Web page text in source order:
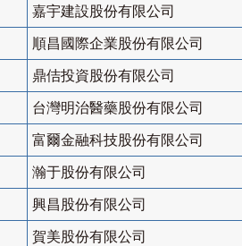
嘉宇建設股份有限公司
順昌國際企業股份有限公司
鼎佶投資股份有限公司
台灣明治醫藥股份有限公司
富爾金融科技股份有限公司
瀚于股份有限公司
興昌股份有限公司
賀美股份有限公司